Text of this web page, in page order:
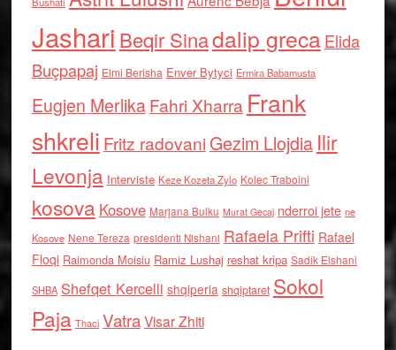
Jashari Beqir Sinadalip grecaElida
Buçpapaj Elmi Berisha Enver Bytyci Ermira Babamusta
Eugjen MerlikaFahri Xharra Frank
shkreli Fritz radovaniGezim Llojdia Ilir
Levonja Interviste Keze Kozeta Zylo Kolec Traboini
kosova Kosove Marjana Bulku Murat Gecaj nderroi jete ne
Kosove Nene Tereza presidenti Nishani Rafaela Prifti Rafael
Floqi Raimonda Moisiu Ramiz Lushaj reshat kripa Sadik Elshani
SHBA Shefqet Kercelli shqiperia shqiptaret Sokol
Paja Thaci VatraVisar Zhiti